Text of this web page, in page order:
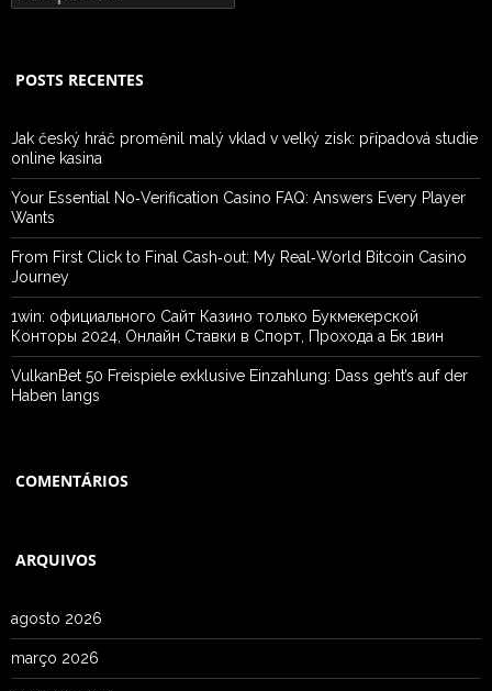
por:
POSTS RECENTES
Jak český hráč proměnil malý vklad v velký zisk: případová studie
online kasina
Your Essential No‑Verification Casino FAQ: Answers Every Player
Wants
From First Click to Final Cash‑out: My Real‑World Bitcoin Casino
Journey
1win: официального Сайт Казино только Букмекерской
Конторы 2024, Онлайн Ставки в Спорт, Прохода а Бк 1вин
VulkanBet 50 Freispiele exklusive Einzahlung: Dass geht’s auf der
Haben langs
COMENTÁRIOS
ARQUIVOS
agosto 2026
março 2026